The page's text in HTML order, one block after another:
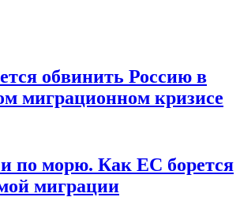
обвинить Россию в
миграционном кризисе
по морю. Как ЕС борется
миграции